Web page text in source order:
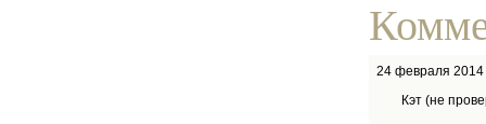
24 февраля 2014
Кэт (не